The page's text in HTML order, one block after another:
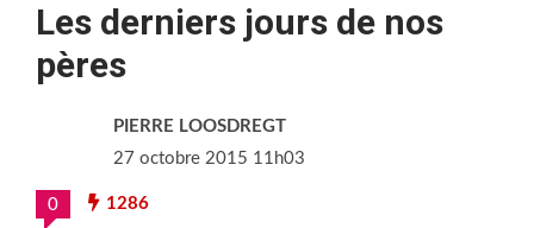
Les derniers jours de nos
pères
PIERRE LOOSDREGT
27 octobre 2015 11h03
0 1286